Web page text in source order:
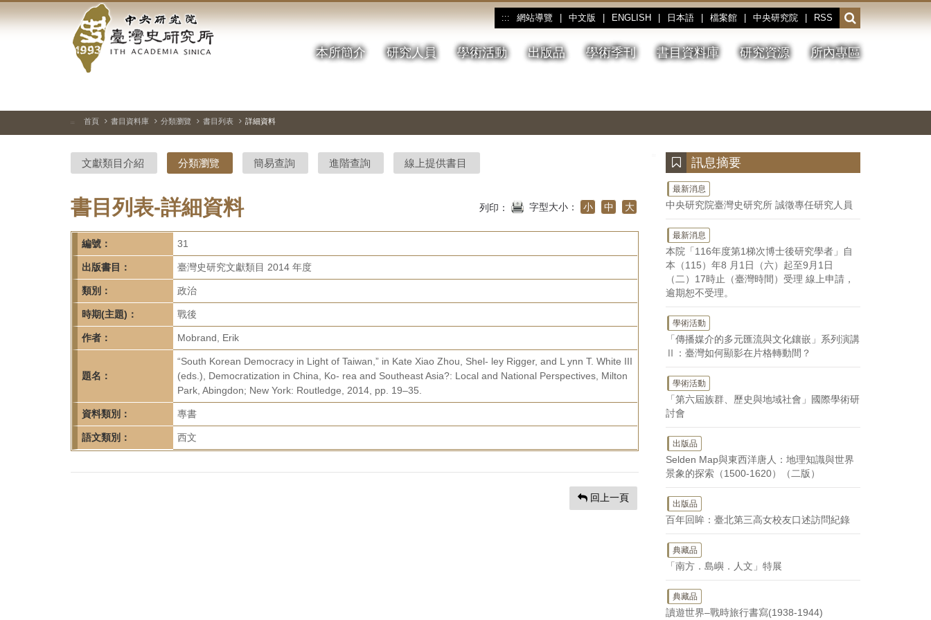
到
中
央
研
院-
臺
灣
史
研
究
所-
首
頁
::: 網站導覽 中文版 ENGLISH 日本語 檔案館 中央研究院 RSS
開
啟
或
收
本所簡介 研究人員 學術活動 出版品 學術季刊 書目資料庫 研究資源 所內專區
停、
圖
圖
結
::: 首頁 書目資料庫 分類瀏覽 書目列表 詳細資料
文獻類目介紹 分類瀏覽 簡易查詢 進階查詢 線上提供書目
書目列表-詳細資料 列印： 字型大小： 小 中 大
編號： 31
出版書目： 臺灣史研究文獻類目 2014 年度
類別： 政治
時期(主題)： 戰後
作者： Mobrand, Erik
題名：
“South Korean Democracy in Light of Taiwan,” in Kate Xiao Zhou, Shel- ley Rigger, and L ynn T. White III
(eds.), Democratization in China, Ko- rea and Southeast Asia?: Local and National Perspectives, Milton
Park, Abingdon; New York: Routledge, 2014, pp. 19–35.
資料類別： 專書
語文類別： 西文
回上一頁
訊息摘要
最新消息
中央研究院臺灣史研究所 誠徵專任研究人員
最新消息
本院「116年度第1梯次博士後研究學者」自
本（115）年8 月1日（六）起至9月1日
（二）17時止（臺灣時間）受理 線上申請，
逾期恕不受理。
學術活動
「傳播媒介的多元匯流與文化鑲嵌」系列演講
Ⅱ：臺灣如何顯影在片格轉動間？
學術活動
「第六屆族群、歷史與地域社會」國際學術研
討會
出版品
Selden Map與東西洋唐人：地理知識與世界
景象的探索（1500-1620）（二版）
出版品
百年回眸：臺北第三高女校友口述訪問紀錄
典藏品
「南方．島嶼．人文」特展
典藏品
讀遊世界–戰時旅行書寫(1938-1944)